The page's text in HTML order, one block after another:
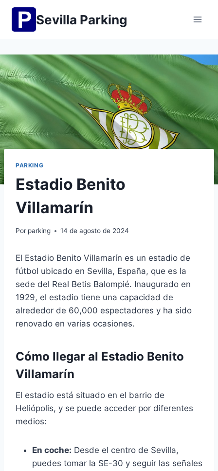
Saltar
contenido
Sevilla Parking
PARKING
Estadio Benito
Villamarín
Por parking 14 de agosto de 2024
El Estadio Benito Villamarín es un estadio de
fútbol ubicado en Sevilla, España, que es la
sede del Real Betis Balompié. Inaugurado en
1929, el estadio tiene una capacidad de
alrededor de 60,000 espectadores y ha sido
renovado en varias ocasiones.
Cómo llegar al Estadio Benito
Villamarín
El estadio está situado en el barrio de
Heliópolis, y se puede acceder por diferentes
medios:
En coche: Desde el centro de Sevilla,
puedes tomar la SE-30 y seguir las señales